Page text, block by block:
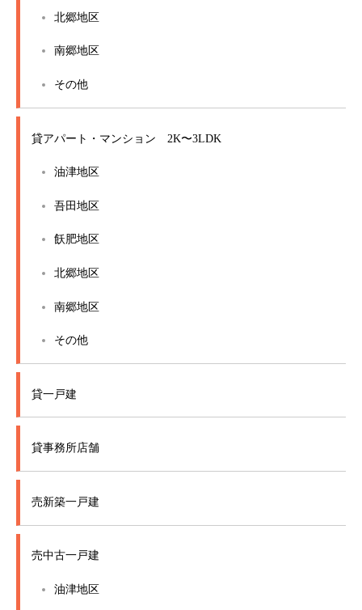
北郷地区
南郷地区
その他
貸アパート・マンション 2K〜3LDK
油津地区
吾田地区
飫肥地区
北郷地区
南郷地区
その他
貸一戸建
貸事務所店舗
売新築一戸建
売中古一戸建
油津地区